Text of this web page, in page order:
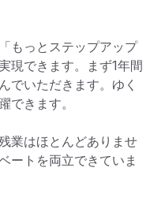
もっとステップアップ
現できます。まず1年間
でいただきます。ゆく
できます。
業はほとんどありませ
ートを両立できていま